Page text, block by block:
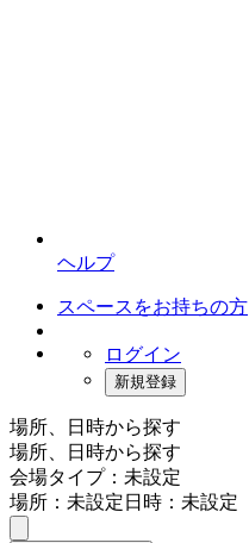
ヘルプ
スペースをお持ちの方
ログイン
新規登録
場所、日時から探す
場所、日時から探す
会場タイプ：未設定
場所：未設定日時：未設定